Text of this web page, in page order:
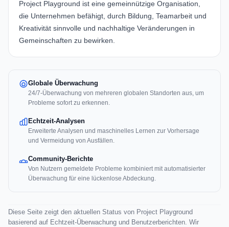
Project Playground ist eine gemeinnützige Organisation,
die Unternehmen befähigt, durch Bildung, Teamarbeit und
Kreativität sinnvolle und nachhaltige Veränderungen in
Gemeinschaften zu bewirken.
Globale Überwachung
24/7-Überwachung von mehreren globalen Standorten aus, um
Probleme sofort zu erkennen.
Echtzeit-Analysen
Erweiterte Analysen und maschinelles Lernen zur Vorhersage
und Vermeidung von Ausfällen.
Community-Berichte
Von Nutzern gemeldete Probleme kombiniert mit automatisierter
Überwachung für eine lückenlose Abdeckung.
Diese Seite zeigt den aktuellen Status von Project Playground
basierend auf Echtzeit-Überwachung und Benutzerberichten. Wir